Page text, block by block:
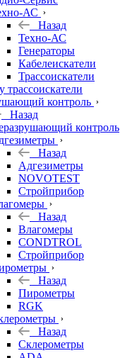
АС
Назад
Техно-АС
Генераторы
Кабелеискатели
Трассоискатели
трассоискатели
контроль
Назад
контроль
Назад
Адгезиметры
NOVOTEST
Стройприбор
Назад
Влагомеры
CONDTROL
Стройприбор
Назад
Пирометры
RGK
Назад
Склерометры